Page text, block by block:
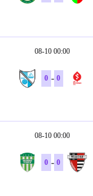
08-10 00:00
0 - 0
08-10 00:00
0 - 0